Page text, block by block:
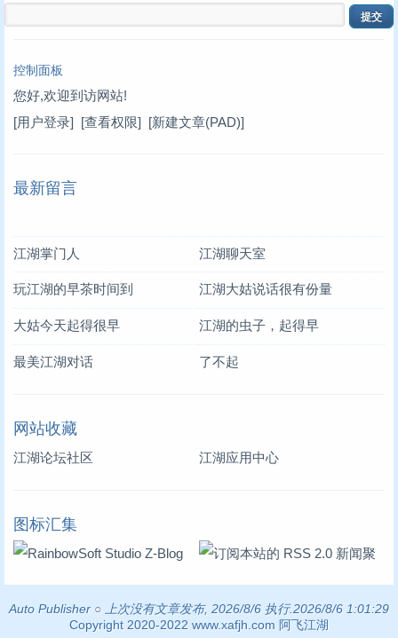
控制面板
您好,欢迎到访网站!
[用户登录] [查看权限] [新建文章(PAD)]
最新留言
江湖掌门人 江湖聊天室
玩江湖的早茶时间到 江湖大姑说话很有份量
大姑今天起得很早 江湖的虫子，起得早
最美江湖对话 了不起
网站收藏
江湖论坛社区 江湖应用中心
图标汇集
Auto Publisher ○
上次没有文章发布, 2026/8/6 执行.2026/8/6 1:01:29
Copyright 2020-2022 www.xafjh.com 阿飞江湖